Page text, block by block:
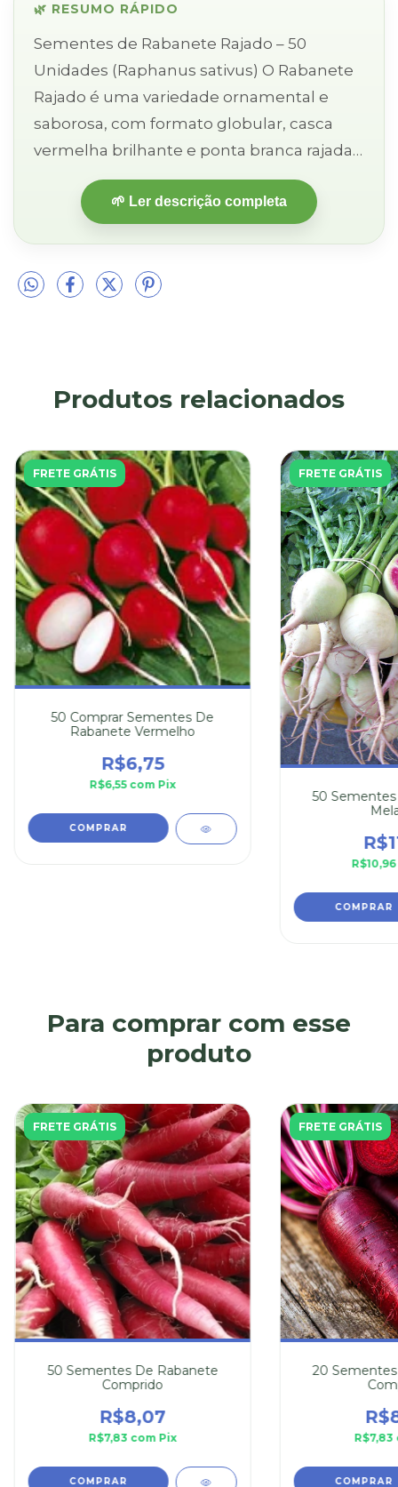
🌿 RESUMO RÁPIDO
Sementes de Rabanete Rajado – 50
Unidades (Raphanus sativus) O Rabanete
Rajado é uma variedade ornamental e
saborosa, com formato globular, casca
vermelha brilhante e ponta branca rajada,
que se destaca pela aparência
diferenciada e pelo sabor picante e refr...
🌱 Ler descrição completa
Produtos relacionados
FRETE GRÁTIS
50 Comprar Sementes De
Rabanete Vermelho
R$6,75
R$6,55 com Pix
FRETE GRÁTIS
50
R$10,96
Para comprar com esse
produto
FRETE GRÁTIS
50 Sementes De Rabanete
Comprido
R$8,07
R$7,83 com Pix
FRETE GRÁTIS
20
R$7,83